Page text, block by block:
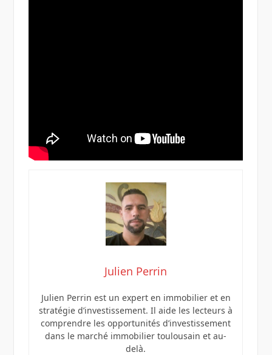
Julien Perrin
Julien Perrin est un expert en immobilier et en
stratégie d’investissement. Il aide les lecteurs à
comprendre les opportunités d’investissement
dans le marché immobilier toulousain et au-
delà.